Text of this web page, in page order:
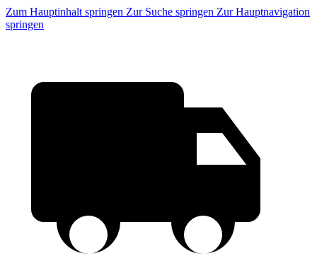
Zum Hauptinhalt springen Zur Suche springen Zur Hauptnavigation
springen